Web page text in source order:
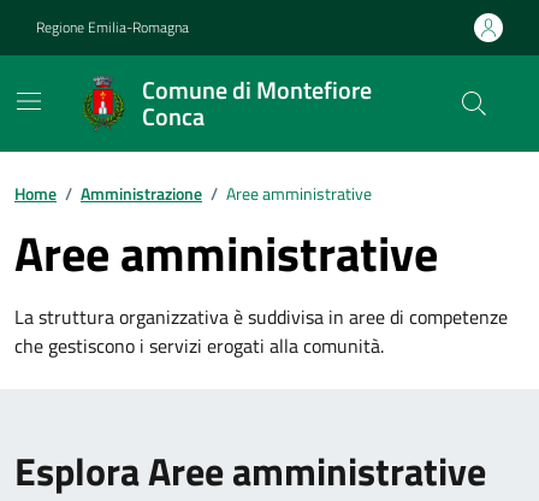
Regione Emilia-Romagna
Comune di Montefiore
Conca
Contenuti in evidenza
Home / Amministrazione / Aree amministrative
Aree amministrative
La struttura organizzativa è suddivisa in aree di competenze
che gestiscono i servizi erogati alla comunità.
Esplora Aree amministrative